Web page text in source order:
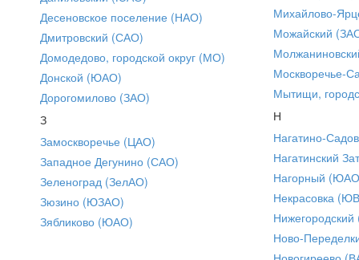
Десеновское поселение (НАО)
Дмитровский (САО)
Домодедово, городской округ (МО)
Донской (ЮАО)
Дорогомилово (ЗАО)
З
Замоскворечье (ЦАО)
Западное Дегунино (САО)
Зеленоград (ЗелАО)
Зюзино (ЮЗАО)
Зябликово (ЮАО)
Михайлово-
Можайский
Москворечье-
Мытищи,
Н
Нагатино-
Нагатинский
Нагорный
Некрасовка
Ново-